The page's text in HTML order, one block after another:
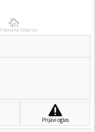
lokacija
Prijavi oglas